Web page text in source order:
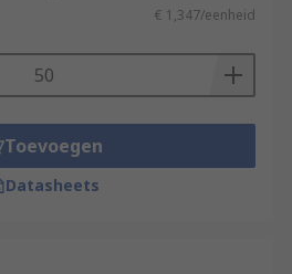
€ 1,347/eenheid
Toevoegen
Datasheets